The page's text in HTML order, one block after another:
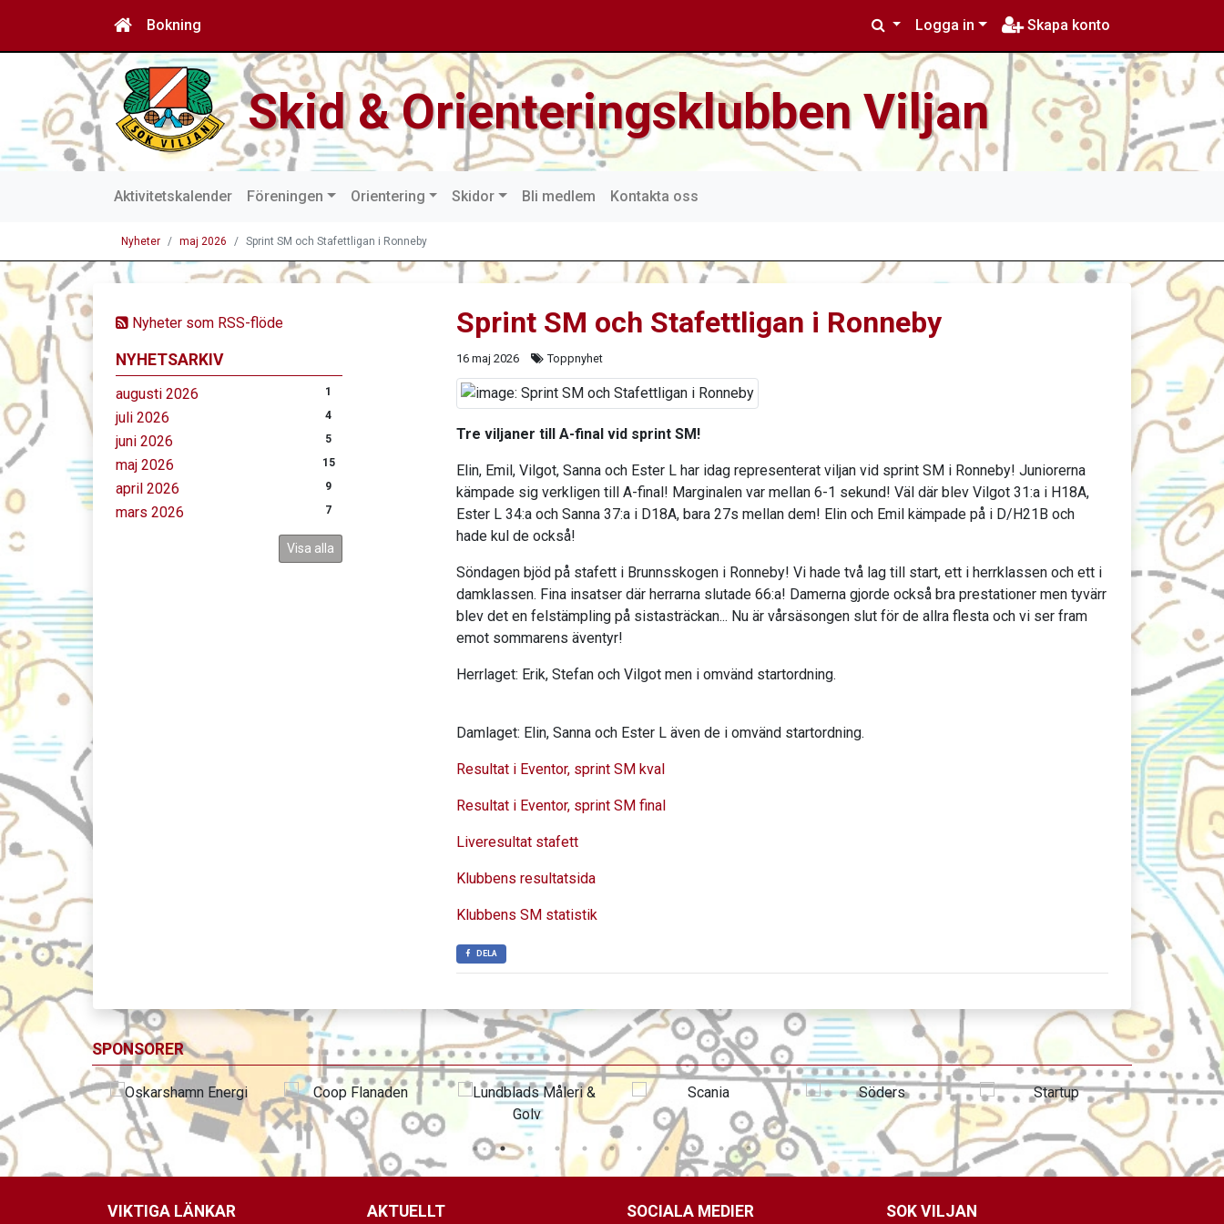
Bokning Logga in Skapa konto
Skid & Orienteringsklubben Viljan
Aktivitetskalender Föreningen Orientering Skidor Bli medlem Kontakta oss
Nyheter maj 2026 Sprint SM och Stafettligan i Ronneby
Nyheter som RSS-flöde
NYHETSARKIV
augusti 2026 1
juli 2026 4
juni 2026 5
maj 2026 15
april 2026 9
mars 2026 7
Visa alla
Sprint SM och Stafettligan i Ronneby
16 maj 2026 Toppnyhet
Tre viljaner till A-final vid sprint SM!
Elin, Emil, Vilgot, Sanna och Ester L har idag representerat viljan vid sprint SM i Ronneby! Juniorerna
kämpade sig verkligen till A-final! Marginalen var mellan 6-1 sekund! Väl där blev Vilgot 31:a i H18A,
Ester L 34:a och Sanna 37:a i D18A, bara 27s mellan dem! Elin och Emil kämpade på i D/H21B och
hade kul de också!
Söndagen bjöd på stafett i Brunnsskogen i Ronneby! Vi hade två lag till start, ett i herrklassen och ett i
damklassen. Fina insatser där herrarna slutade 66:a! Damerna gjorde också bra prestationer men tyvärr
blev det en felstämpling på sistasträckan... Nu är vårsäsongen slut för de allra flesta och vi ser fram
emot sommarens äventyr!
Herrlaget: Erik, Stefan och Vilgot men i omvänd startordning.
Damlaget: Elin, Sanna och Ester L även de i omvänd startordning.
Resultat i Eventor, sprint SM kval
Resultat i Eventor, sprint SM final
Liveresultat stafett
Klubbens resultatsida
Klubbens SM statistik
DELA
SPONSORER
VIKTIGA LÄNKAR AKTUELLT SOCIALA MEDIER SOK VILJAN